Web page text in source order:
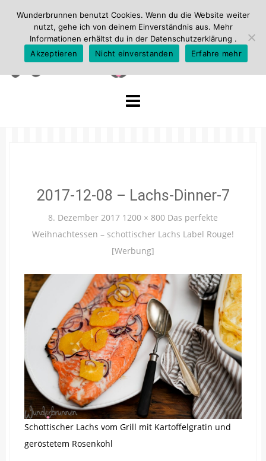
2017-12-08 – Lachs-Dinner-7
8. Dezember 2017 1200 × 800 Das perfekte
Weihnachtessen – schottischer Lachs Label Rouge!
[Werbung]
Schottischer Lachs vom Grill mit Kartoffelgratin und
geröstetem Rosenkohl
Wunderbrunnen benutzt Cookies. Wenn du die Website weiter
nutzt, gehe ich von deinem Einverständnis aus. Mehr
Informationen erhältst du in der Datenschutzerklärung .
Akzeptieren
Nicht einverstanden Erfahre mehr